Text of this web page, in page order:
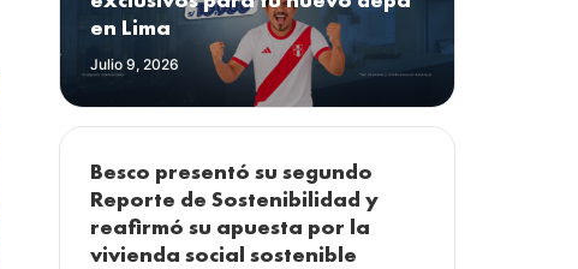
en Lima
Julio 9, 2026
Besco presentó su segundo
Reporte de Sostenibilidad y
reafirmó su apuesta por la
vivienda social sostenible